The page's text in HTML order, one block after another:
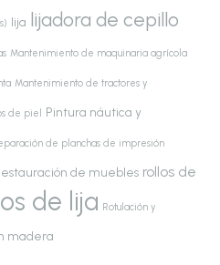
lija lijadora de cepillo
Mantenimiento de maquinaria agrícola
Mantenimiento de tractores y
de piel Pintura náutica y
de planchas de impresión
de muebles rollos de
de lija Rotulación y
madera